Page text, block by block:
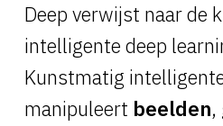
Deep verwijst naar de
intelligente deep
Kunstmatig
manipuleert beelden,